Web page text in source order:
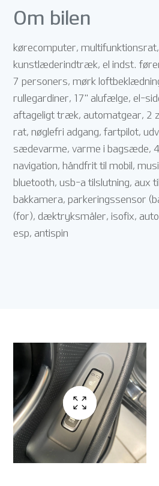
Om bilen
kørecomputer,
kunstlæderindtræk, el indst.
7 personers, mørk
rullegardiner, 17" alufælge, el-
aftageligt træk, automatgear, 2
rat, nøglefri adgang, fartpilot,
sædevarme, varme i bagsæde,
navigation, håndfrit til mobil,
bluetooth, usb-a tilslutning, aux
bakkamera, parkeringssensor
(for), dæktryksmåler, isofix,
esp, antispin